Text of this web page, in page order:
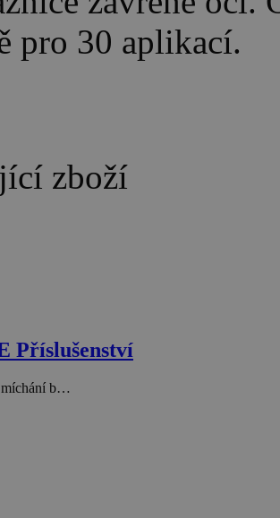
pro 30 aplikací.
zboží
Příslušenství
míchání b…